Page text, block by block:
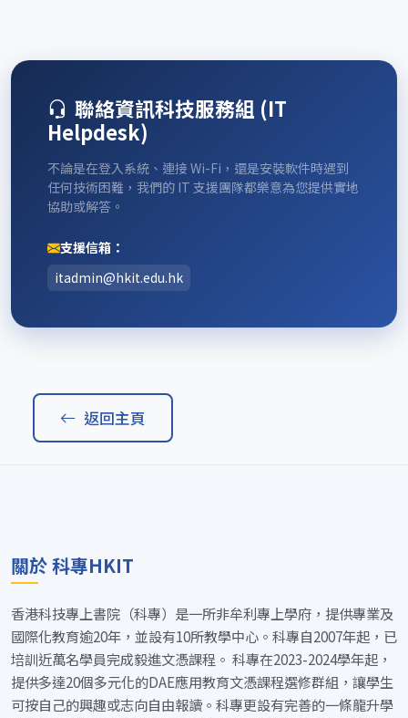
聯絡資訊科技服務組 (IT
Helpdesk)
不論是在登入系統、連接 Wi-Fi，還是安裝軟件時遇到
任何技術困難，我們的 IT 支援團隊都樂意為您提供實地
協助或解答。
支援信箱：
itadmin@hkit.edu.hk
返回主頁
關於 科專HKIT
香港科技專上書院（科專）是一所非牟利專上學府，提供專業及
國際化教育逾20年，並設有10所教學中心。科專自2007年起，已
培訓近萬名學員完成毅進文憑課程。 科專在2023-2024學年起，
提供多達20個多元化的DAE應用教育文憑課程選修群組，讓學生
可按自己的興趣或志向自由報讀。科專更設有完善的一條龍升學